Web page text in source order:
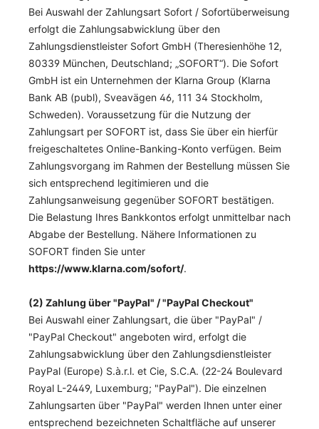
Bei Auswahl der Zahlungsart Sofort / Sofortüberweisung
erfolgt die Zahlungsabwicklung über den
Zahlungsdienstleister Sofort GmbH (Theresienhöhe 12,
80339 München, Deutschland; „SOFORT“). Die Sofort
GmbH ist ein Unternehmen der Klarna Group (Klarna
Bank AB (publ), Sveavägen 46, 111 34 Stockholm,
Schweden). Voraussetzung für die Nutzung der
Zahlungsart per SOFORT ist, dass Sie über ein hierfür
freigeschaltetes Online-Banking-Konto verfügen. Beim
Zahlungsvorgang im Rahmen der Bestellung müssen Sie
sich entsprechend legitimieren und die
Zahlungsanweisung gegenüber SOFORT bestätigen.
Die Belastung Ihres Bankkontos erfolgt unmittelbar nach
Abgabe der Bestellung. Nähere Informationen zu
SOFORT finden Sie unter
https://www.klarna.com/sofort/.
(2) Zahlung über "PayPal" / "PayPal Checkout"
Bei Auswahl einer Zahlungsart, die über "PayPal" /
"PayPal Checkout" angeboten wird, erfolgt die
Zahlungsabwicklung über den Zahlungsdienstleister
PayPal (Europe) S.à.r.l. et Cie, S.C.A. (22-24 Boulevard
Royal L-2449, Luxemburg; "PayPal"). Die einzelnen
Zahlungsarten über "PayPal" werden Ihnen unter einer
entsprechend bezeichneten Schaltfläche auf unserer